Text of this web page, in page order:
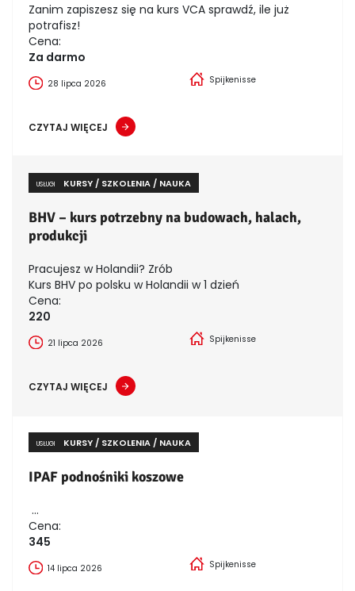
Zanim zapiszesz się na kurs VCA sprawdź, ile już
potrafisz!
Cena:
Za darmo
28 lipca 2026 Spijkenisse
CZYTAJ WIĘCEJ
USŁUGI KURSY / SZKOLENIA / NAUKA
BHV – kurs potrzebny na budowach, halach,
produkcji
Pracujesz w Holandii? Zrób
Kurs BHV po polsku w Holandii w 1 dzień
Cena:
220
21 lipca 2026 Spijkenisse
CZYTAJ WIĘCEJ
USŁUGI KURSY / SZKOLENIA / NAUKA
IPAF podnośniki koszowe
...
Cena:
345
14 lipca 2026 Spijkenisse